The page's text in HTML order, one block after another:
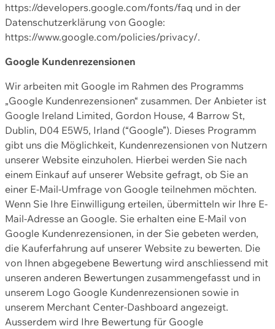
https://developers.google.com/fonts/faq und in der
Datenschutzerklärung von Google:
https://www.google.com/policies/privacy/.
Google Kundenrezensionen
Wir arbeiten mit Google im Rahmen des Programms
„Google Kundenrezensionen“ zusammen. Der Anbieter ist
Google Ireland Limited, Gordon House, 4 Barrow St,
Dublin, D04 E5W5, Irland (“Google”). Dieses Programm
gibt uns die Möglichkeit, Kundenrezensionen von Nutzern
unserer Website einzuholen. Hierbei werden Sie nach
einem Einkauf auf unserer Website gefragt, ob Sie an
einer E-Mail-Umfrage von Google teilnehmen möchten.
Wenn Sie Ihre Einwilligung erteilen, übermitteln wir Ihre E-
Mail-Adresse an Google. Sie erhalten eine E-Mail von
Google Kundenrezensionen, in der Sie gebeten werden,
die Kauferfahrung auf unserer Website zu bewerten. Die
von Ihnen abgegebene Bewertung wird anschliessend mit
unseren anderen Bewertungen zusammengefasst und in
unserem Logo Google Kundenrezensionen sowie in
unserem Merchant Center-Dashboard angezeigt.
Ausserdem wird Ihre Bewertung für Google